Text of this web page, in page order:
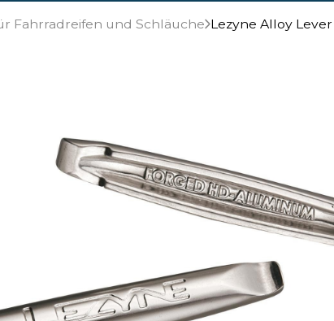
Fahrradreifen und Schläuche Lezyne Alloy